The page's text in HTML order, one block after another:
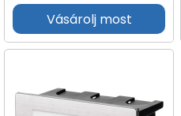
Vásárolj most